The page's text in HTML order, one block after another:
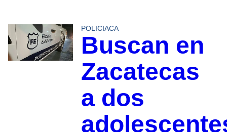
POLICIACA
Buscan en
Zacatecas
a dos